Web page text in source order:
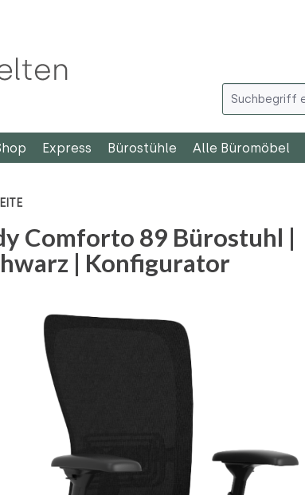
Express Bürostühle Alle Büromöbel
Comforto 89 Bürostuhl |
| Konfigurator